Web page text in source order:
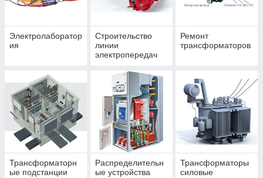
Электролаборатор
ия
Строительство
линии
электропередач
Ремонт
трансформаторов
Трансформаторн
ые подстанции
Распределительн
ые устройства
Трансформаторы
силовые